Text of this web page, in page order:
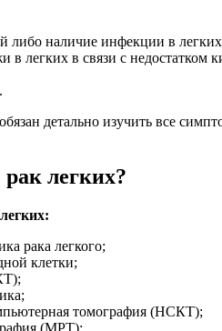
либо наличие инфекции в
в легких в связи с недостатком
детально изучить все
легких?
рака легкого;
клетки;
томография (НСКТ);